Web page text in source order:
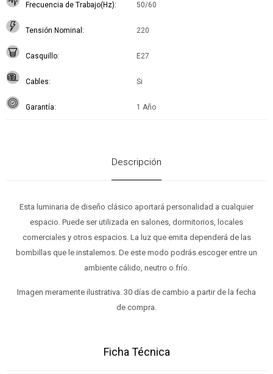
Frecuencia de Trabajo(Hz) 50/60
Tensión Nominal 220
Casquillo E27
Cables Si
Garantía 1 Año
Descripción
Esta luminaria de diseño clásico aportará personalidad a cualquier
espacio. Puede ser utilizada en salones, dormitorios, locales
comerciales y otros espacios. La luz que emita dependerá de las
bombillas que le instalemos. De este modo podrás escoger entre un
ambiente cálido, neutro o frío.
Imagen meramente ilustrativa. 30 días de cambio a partir de la fecha
de compra.
Ficha Técnica